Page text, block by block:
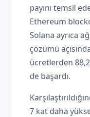
payını temsil
Ethereum
Solana ayrıca
çözümü
ücretlerden
de başardı.
7 kat daha